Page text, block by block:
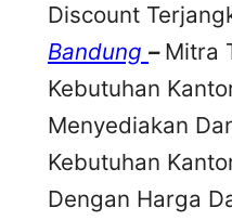
Discount
Bandung – Mitra
Kebutuhan
Menyediakan
Kebutuhan
Dengan Harga